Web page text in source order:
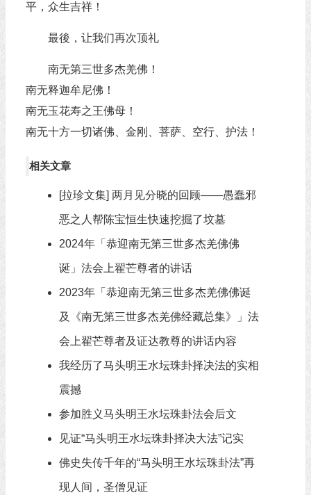
平，众生吉祥！
最後，让我们再次顶礼
南无第三世多杰羌佛！
南无释迦牟尼佛！
南无玉花寿之王佛母！
南无十方一切诸佛、金刚、菩萨、空行、护法！
相关文章
[拉珍文集] 两月见分晓的回顾——愚蠢邪
恶之人帮陈宝恒生快速挖掘了坟墓
2024年「恭迎南无第三世多杰羌佛佛
诞」法会上翟芒尊者的讲话
2023年「恭迎南无第三世多杰羌佛佛诞
及《南无第三世多杰羌佛经藏总集》」法
会上翟芒尊者及证达教尊的讲话内容
我经历了马头明王水坛珠卦择决法的实相
震撼
参加胜义马头明王水坛珠卦法会后文
见证“马头明王水坛珠卦择决大法”记实
佛史失传千年的“马头明王水坛珠卦法”再
现人间，圣僧见证